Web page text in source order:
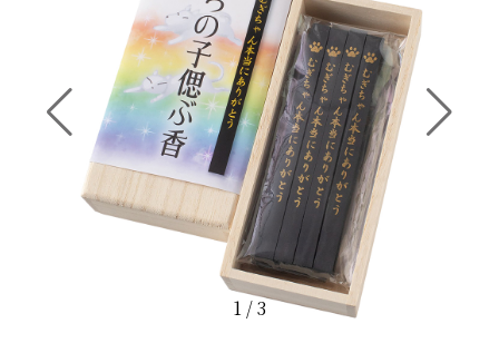
1 /3